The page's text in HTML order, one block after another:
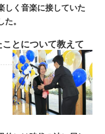
しく音楽に接していた
。
とについて教えて